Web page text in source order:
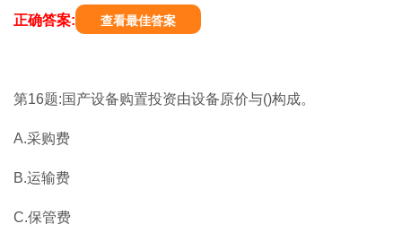
正确答案: 查看最佳答案
第16题:国产设备购置投资由设备原价与()构成。
A.采购费
B.运输费
C.保管费